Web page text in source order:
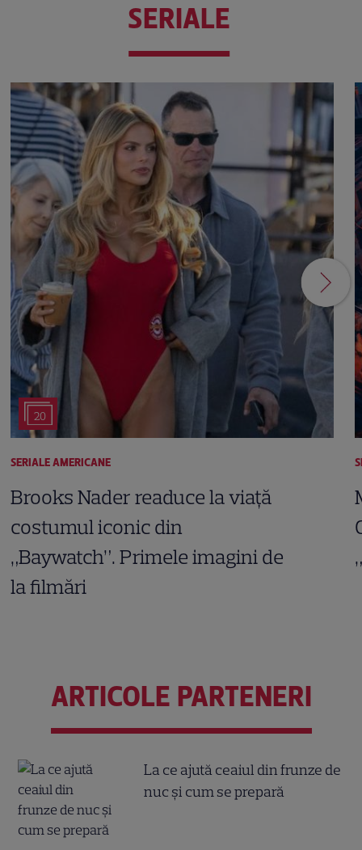
SERIALE
20
SERIALE AMERICANE
Brooks Nader readuce la viață
costumul iconic din
„Baywatch”. Primele imagini de
la filmări
ARTICOLE PARTENERI
La ce ajută ceaiul din frunze de
nuc și cum se prepară